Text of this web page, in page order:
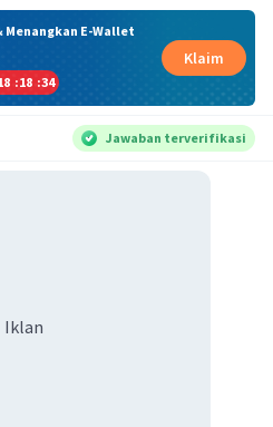
Menangkan E-Wallet
:18 :33
Klaim
Jawaban terverifikasi
Iklan